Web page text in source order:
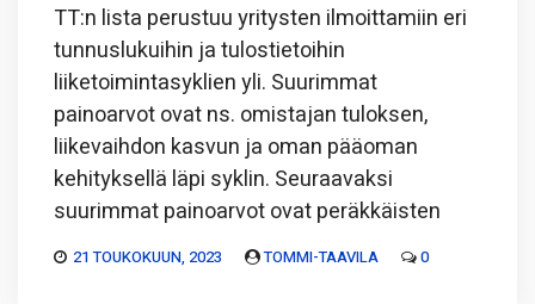
TT:n lista perustuu yritysten ilmoittamiin eri
tunnuslukuihin ja tulostietoihin
liiketoimintasyklien yli. Suurimmat
painoarvot ovat ns. omistajan tuloksen,
liikevaihdon kasvun ja oman pääoman
kehityksellä läpi syklin. Seuraavaksi
suurimmat painoarvot ovat peräkkäisten
21 TOUKOKUUN, 2023 TOMMI-TAAVILA 0